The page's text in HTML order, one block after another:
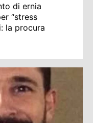
di ernia
“stress
la procura